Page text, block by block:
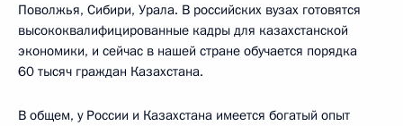
Поволжья, Сибири, Урала. В российских вузах готовятся
высококвалифицированные кадры для казахстанской
экономики, и сейчас в нашей стране обучается порядка
60 тысяч граждан Казахстана.
В общем, у России и Казахстана имеется богатый опыт